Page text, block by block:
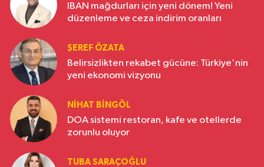
IBAN mağdurları için yeni dönem! Yeni
düzenleme ve ceza indirim oranları
ŞEREF ÖZATA
Belirsizlikten rekabet gücüne: Türkiye'nin
yeni ekonomi vizyonu
NIHAT BINGÖL
DOA sistemi restoran, kafe ve otellerde
zorunlu oluyor
TUBA SARAÇOĞLU